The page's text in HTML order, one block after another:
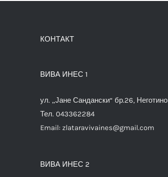
КОНТАКТ
ВИВА ИНЕС 1
ул. „Јане Сандански“ бр.26, Неготино
Тел. 043362284
Email: zlataravivaines@gmail.com
ВИВА ИНЕС 2